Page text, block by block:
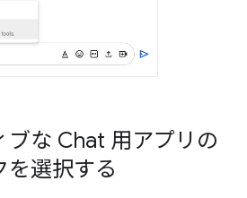
ブな Chat 用アプリの
を選択する